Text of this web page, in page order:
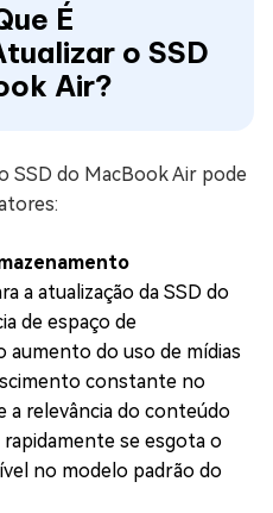
É
o SSD
Air?
SSD do MacBook Air pode
a atualização da SSD do
de espaço de
aumento do uso de mídias
constante no
a relevância do conteúdo
se esgota o
no modelo padrão do